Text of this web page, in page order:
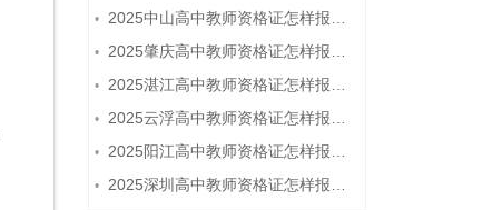
• 2025中山高中教师资格证怎样报名 附流程
• 2025肇庆高中教师资格证怎样报名 附流程
• 2025湛江高中教师资格证怎样报名 附流程
• 2025云浮高中教师资格证怎样报名 附流程
• 2025阳江高中教师资格证怎样报名 附流程
• 2025深圳高中教师资格证怎样报名 附流程